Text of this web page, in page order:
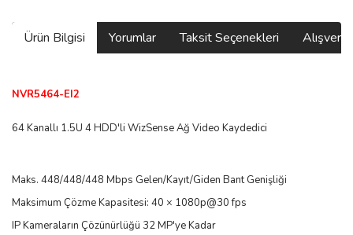
Ürün Bilgisi Yorumlar Taksit Seçenekleri
NVR5464-EI2
64 Kanallı 1.5U 4 HDD'li WizSense Ağ Video Kaydedici
Maks. 448/448/448 Mbps Gelen/Kayıt/Giden Bant Genişliği
Maksimum Çözme Kapasitesi: 40 × 1080p@30 fps
IP Kameraların Çözünürlüğü 32 MP'ye Kadar